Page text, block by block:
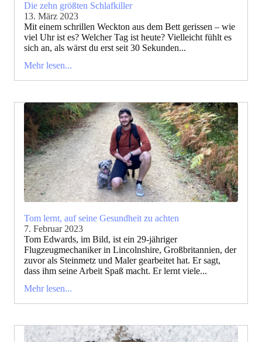
Die zehn größten Schlafkiller
13. März 2023
Mit einem schrillen Weckton aus dem Bett gerissen – wie
viel Uhr ist es? Welcher Tag ist heute? Vielleicht fühlt es
sich an, als wärst du erst seit 30 Sekunden...
Mehr lesen...
Tom lernt, auf seine Gesundheit zu achten
7. Februar 2023
Tom Edwards, im Bild, ist ein 29-jähriger
Flugzeugmechaniker in Lincolnshire, Großbritannien, der
zuvor als Steinmetz und Maler gearbeitet hat. Er sagt,
dass ihm seine Arbeit Spaß macht. Er lernt viele...
Mehr lesen...